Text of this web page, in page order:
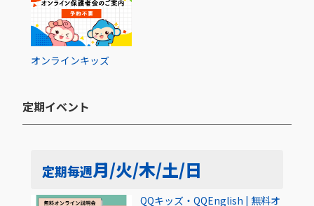
オンラインキッズ
定期イベント​
定期毎週月/火/木/土/日
QQキッズ・QQEnglish | 無料オ